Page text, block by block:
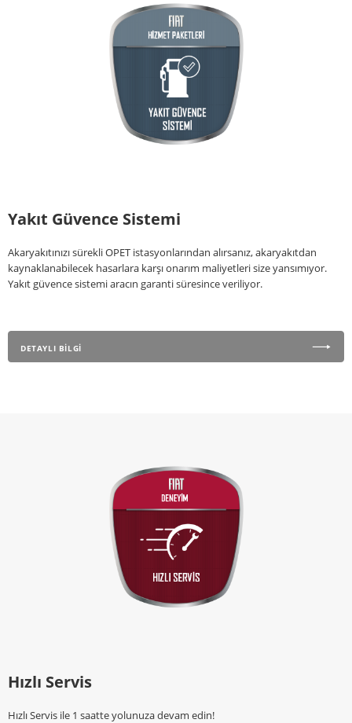
Yakıt Güvence Sistemi
Akaryakıtınızı sürekli OPET istasyonlarından alırsanız, akaryakıtdan
kaynaklanabilecek hasarlara karşı onarım maliyetleri size yansımıyor.
Yakıt güvence sistemi aracın garanti süresince veriliyor.
DETAYLI BİLGİ
Hızlı Servis
Hızlı Servis ile 1 saatte yolunuza devam edin!